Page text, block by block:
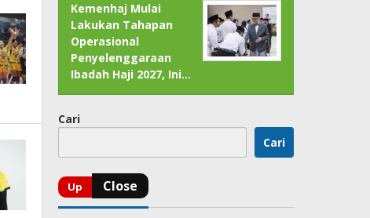
Kemenhaj Mulai
Lakukan Tahapan
Operasional
Penyelenggaraan
Ibadah Haji 2027, Ini…
Cari
Cari